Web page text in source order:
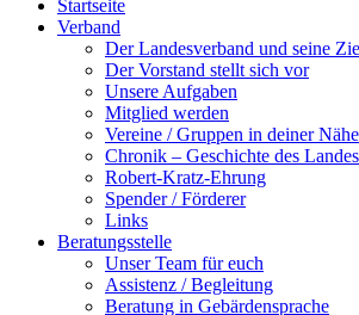
Startseite
Verband
Der Landesverband und seine
Der Vorstand stellt sich vor
Unsere Aufgaben
Mitglied werden
Vereine / Gruppen in deiner Nähe
Chronik – Geschichte des
Robert-Kratz-Ehrung
Spender / Förderer
Links
Beratungsstelle
Unser Team für euch
Assistenz / Begleitung
Beratung in Gebärdensprache